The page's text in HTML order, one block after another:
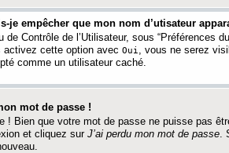
je empêcher que mon nom d’utisateur
de Contrôle de l’Utilisateur, sous “Préférences
activez cette option avec Oui , vous ne serez
comme un utilisateur caché.
mot de passe !
! Bien que votre mot de passe ne puisse pas
et cliquez sur J’ai perdu mon mot de passe.